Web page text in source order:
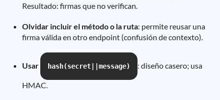
Resultado: firmas que no verifican.
Olvidar incluir el método o la ruta: permite reusar una
firma válida en otro endpoint (confusión de contexto).
Usar hash(secret||message) : diseño casero; usa
HMAC.